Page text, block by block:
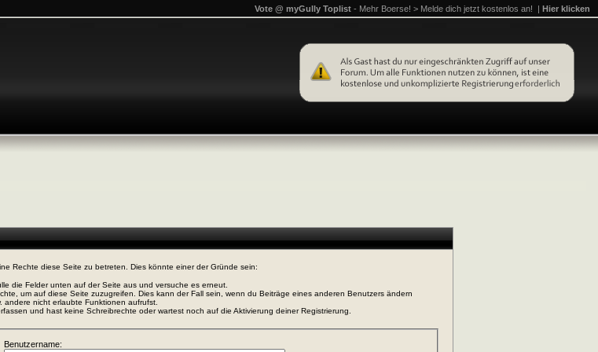
Vote @ myGully Toplist - Mehr Boerse! > Melde dich jetzt kostenlos an! | Hier klicken
Rechte diese Seite zu betreten. Dies könnte einer der Gründe sein:
die Felder unten auf der Seite aus und versuche es erneut.
um auf diese Seite zuzugreifen. Dies kann der Fall sein, wenn du Beiträge eines anderen Benutzers ändern
andere nicht erlaubte Funktionen aufrufst.
und hast keine Schreibrechte oder wartest noch auf die Aktivierung deiner Registrierung.
Benutzername: